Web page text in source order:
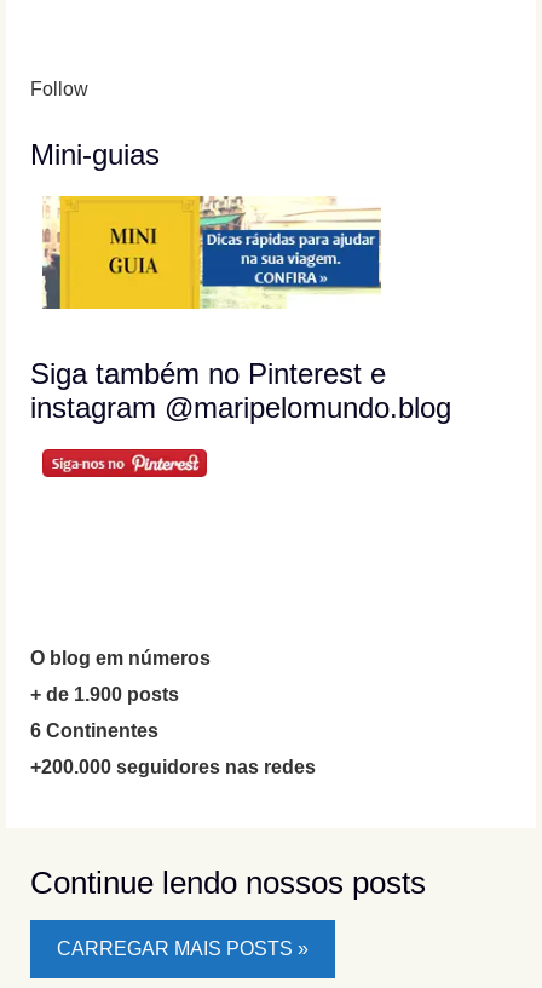
Follow
Mini-guias
Siga também no Pinterest e
instagram @maripelomundo.blog
O blog em números
+ de 1.900 posts
6 Continentes
+200.000 seguidores nas redes
Continue lendo nossos posts
CARREGAR MAIS POSTS »